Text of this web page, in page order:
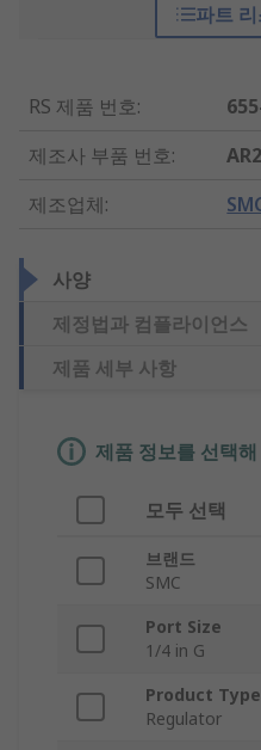
파트
RS 제품 번호:
제조사 부품 번호:
제조업체:
사양
제정법과 컴플라이언스
제품 세부 사항
제품 정보를 선택
모두 선택
브랜드
SMC
Port Size
1/4 in G
Product Type
Regulator